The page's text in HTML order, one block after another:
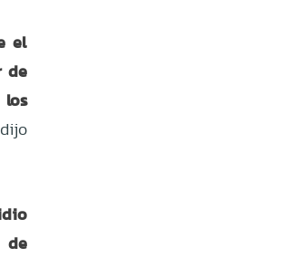
el
de
de